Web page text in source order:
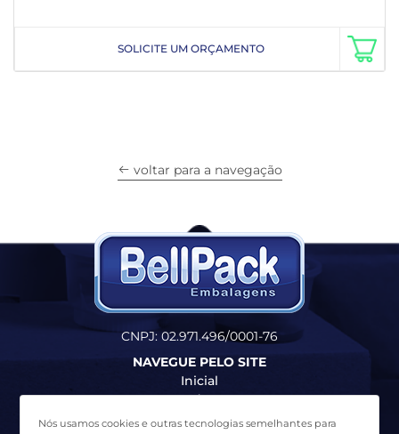
Nós usamos cookies e outras tecnologias semelhantes para
SOLICITE UM ORÇAMENTO
voltar para a navegação
CNPJ: 02.971.496/0001-76
NAVEGUE PELO SITE
Inicial
Produtos
Quem Somos